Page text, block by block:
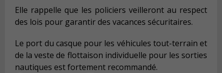
Elle rappelle que les policiers veilleront au respect
des lois pour garantir des vacances sécuritaires.
Le port du casque pour les véhicules tout-terrain et
de la veste de flottaison individuelle pour les sorties
nautiques est fortement recommandé.